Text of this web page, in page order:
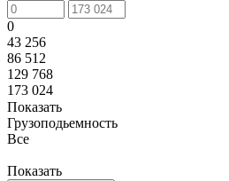
0
43 256
86 512
129 768
173 024
Показать
Грузоподьемность
Все
Показать